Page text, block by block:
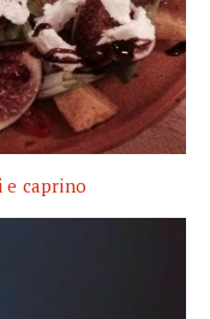
e caprino